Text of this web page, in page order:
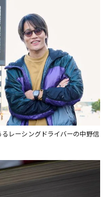
レーシングドライバーの中野信